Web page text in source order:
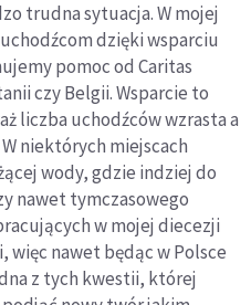
trudna sytuacja. W mojej
dzięki wsparciu
pomoc od Caritas
czy Belgii. Wsparcie to
liczba uchodźców wzrasta a
niektórych miejscach
wody, gdzie indziej do
nawet tymczasowego
w mojej diecezji
nawet będąc w Polsce
z tych kwestii, której